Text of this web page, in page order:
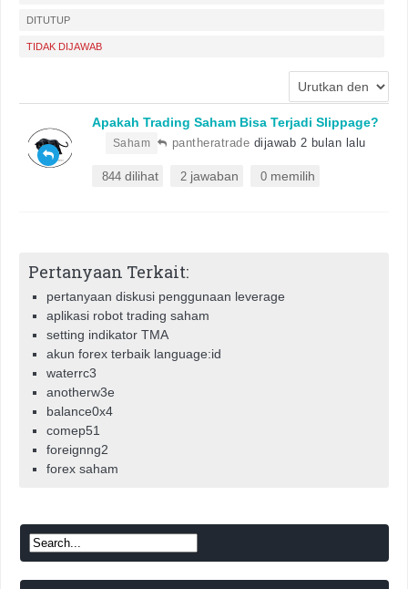
DITUTUP
TIDAK DIJAWAB
Apakah Trading Saham Bisa Terjadi Slippage?
pantheratrade dijawab 2 bulan lalu
Saham
844 dilihat 2 jawaban 0 memilih
Pertanyaan Terkait:
pertanyaan diskusi penggunaan leverage
aplikasi robot trading saham
setting indikator TMA
akun forex terbaik language:id
waterrc3
anotherw3e
balance0x4
comep51
foreignng2
forex saham